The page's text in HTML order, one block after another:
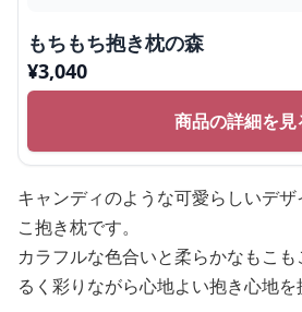
もちもち抱き枕の森
¥3,040
商品の詳細を見
キャンディのような可愛らしいデ
こ抱き枕です。
カラフルな色合いと柔らかなもこ
るく彩りながら心地よい抱き心地を